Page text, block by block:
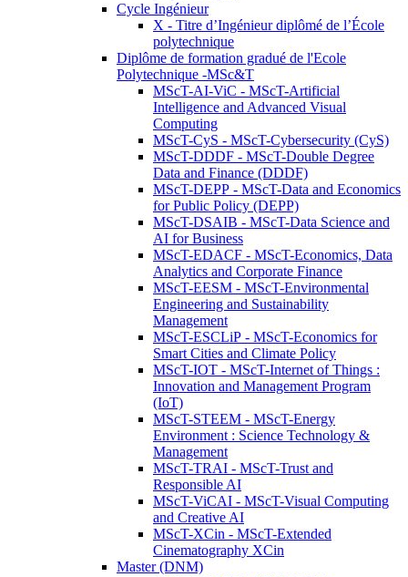
Cycle Ingénieur
X - Titre d’Ingénieur diplômé de l’École
polytechnique
Diplôme de formation gradué de l'Ecole
Polytechnique -MSc&T
MScT-AI-ViC - MScT-Artificial
Intelligence and Advanced Visual
Computing
MScT-CyS - MScT-Cybersecurity (CyS)
MScT-DDDF - MScT-Double Degree
Data and Finance (DDDF)
MScT-DEPP - MScT-Data and Economics
for Public Policy (DEPP)
MScT-DSAIB - MScT-Data Science and
AI for Business
MScT-EDACF - MScT-Economics, Data
Analytics and Corporate Finance
MScT-EESM - MScT-Environmental
Engineering and Sustainability
Management
MScT-ESCLiP - MScT-Economics for
Smart Cities and Climate Policy
MScT-IOT - MScT-Internet of Things :
Innovation and Management Program
(IoT)
MScT-STEEM - MScT-Energy
Environment : Science Technology &
Management
MScT-TRAI - MScT-Trust and
Responsible AI
MScT-ViCAI - MScT-Visual Computing
and Creative AI
MScT-XCin - MScT-Extended
Cinematography XCin
Master (DNM)